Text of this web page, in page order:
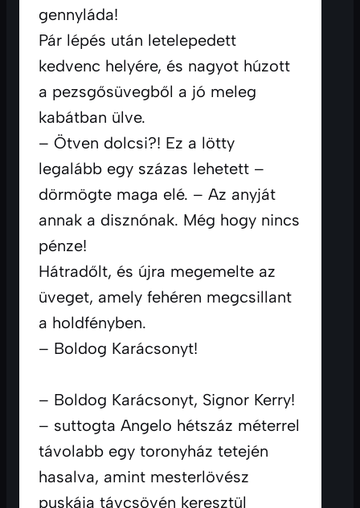
gennyláda!
Pár lépés után letelepedett
kedvenc helyére, és nagyot húzott
a pezsgősüvegből a jó meleg
kabátban ülve.
– Ötven dolcsi?! Ez a lötty
legalább egy százas lehetett –
dörmögte maga elé. – Az anyját
annak a disznónak. Még hogy nincs
pénze!
Hátradőlt, és újra megemelte az
üveget, amely fehéren megcsillant
a holdfényben.
– Boldog Karácsonyt!
– Boldog Karácsonyt, Signor Kerry!
– suttogta Angelo hétszáz méterrel
távolabb egy toronyház tetején
hasalva, amint mesterlövész
puskája távcsövén keresztül